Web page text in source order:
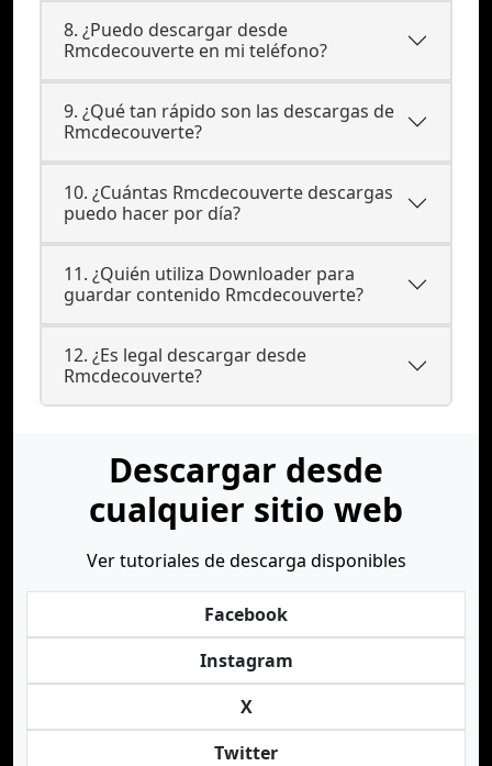
8. ¿Puedo descargar desde
Rmcdecouverte en mi teléfono?
9. ¿Qué tan rápido son las descargas de
Rmcdecouverte?
10. ¿Cuántas Rmcdecouverte descargas
puedo hacer por día?
11. ¿Quién utiliza Downloader para
guardar contenido Rmcdecouverte?
12. ¿Es legal descargar desde
Rmcdecouverte?
Descargar desde
cualquier sitio web
Ver tutoriales de descarga disponibles
Facebook
Instagram
X
Twitter